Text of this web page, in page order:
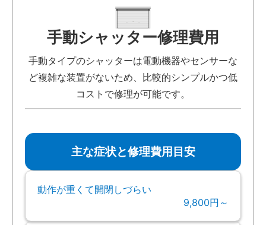
手動シャッター修理費用
手動タイプのシャッターは電動機器やセンサーな
ど複雑な装置がないため、比較的シンプルかつ低
コストで修理が可能です。
主な症状と修理費用目安
動作が重くて開閉しづらい
9,800円～